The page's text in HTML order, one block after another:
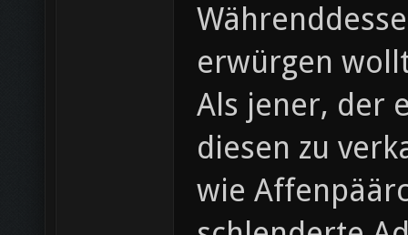
erwürgen
Als jener, der
diesen zu
wie